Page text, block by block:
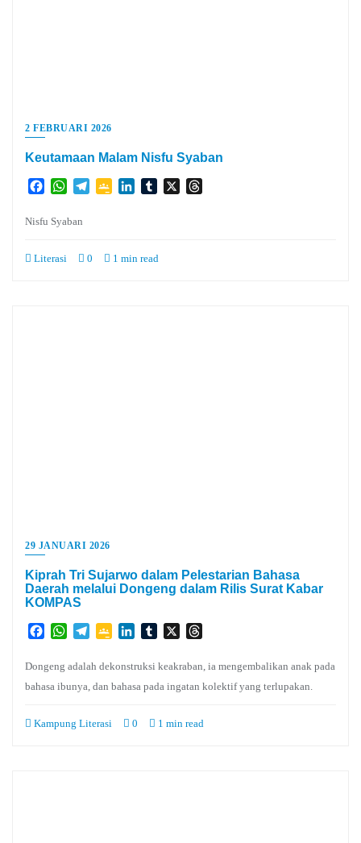
2 FEBRUARI 2026
Keutamaan Malam Nisfu Syaban
FacebookWhatsApp
TelegramGoogleLinkedInTumblr
X
Nisfu Syaban
Literasi 0 1 min read
29 JANUARI 2026
Kiprah Tri Sujarwo dalam Pelestarian Bahasa
Daerah melalui Dongeng dalam Rilis Surat Kabar
KOMPAS
FacebookWhatsApp
TelegramGoogleLinkedInTumblr
X
Dongeng adalah dekonstruksi keakraban, ia mengembalikan anak pada
bahasa ibunya, dan bahasa pada ingatan kolektif yang terlupakan.
Kampung Literasi 0 1 min read